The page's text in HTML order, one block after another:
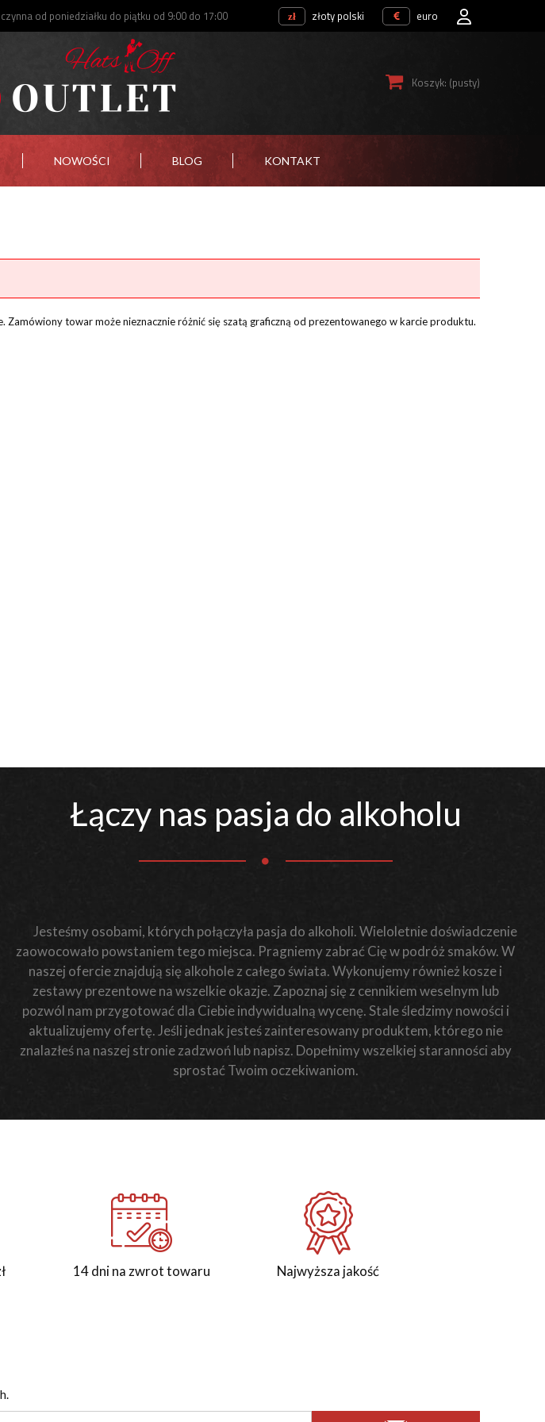
od poniedziałku do piątku od 9:00 do 17:00 złoty polski euro
Koszyk: (pusty)
NOWOŚCI BLOG KONTAKT
Zamówiony towar może nieznacznie różnić się szatą graficzną od prezentowanego w karcie produktu.
Łączy nas pasja do alkoholu
Jesteśmy osobami, których połączyła pasja do alkoholi. Wieloletnie doświadczenie
zaowocowało powstaniem tego miejsca. Pragniemy zabrać Cię w podróż smaków. W
naszej ofercie znajdują się alkohole z całego świata. Wykonujemy również kosze i
zestawy prezentowe na wszelkie okazje. Zapoznaj się z cennikiem weselnym lub
pozwól nam przygotować dla Ciebie indywidualną wycenę. Stale śledzimy nowości i
aktualizujemy ofertę. Jeśli jednak jesteś zainteresowany produktem, którego nie
znalazłeś na naszej stronie zadzwoń lub napisz. Dopełnimy wszelkiej staranności aby
sprostać Twoim oczekiwaniom.
14 dni na zwrot towaru Najwyższa jakość